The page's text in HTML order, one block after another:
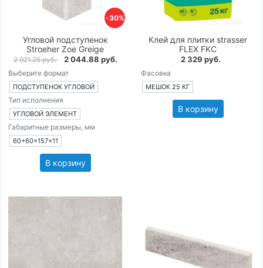
-30%
Угловой подступенок
Stroeher Zoe Greige
2 921.25 руб. 2 044.88 руб.
Выберите формат
ПОДСТУПЕНОК УГЛОВОЙ
Тип исполнения
УГЛОВОЙ ЭЛЕМЕНТ
Габаритные размеры, мм
60+60×157×11
В корзину
Клей для плитки strasser
FLEX FKC
2 329 руб.
Фасовка
МЕШОК 25 КГ
В корзину